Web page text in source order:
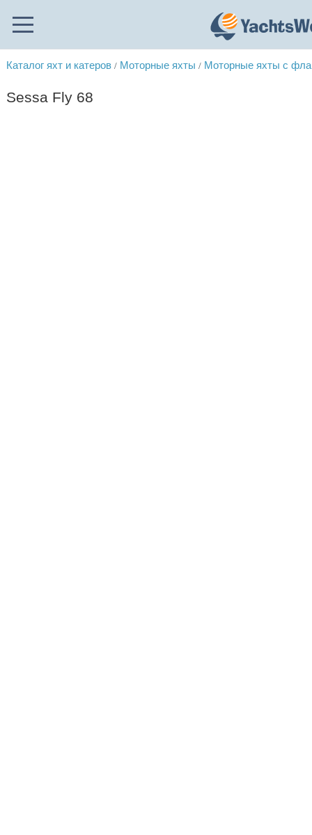
Каталог яхт и катеров / Моторные яхты / Моторные яхты с
Sessa Fly 68